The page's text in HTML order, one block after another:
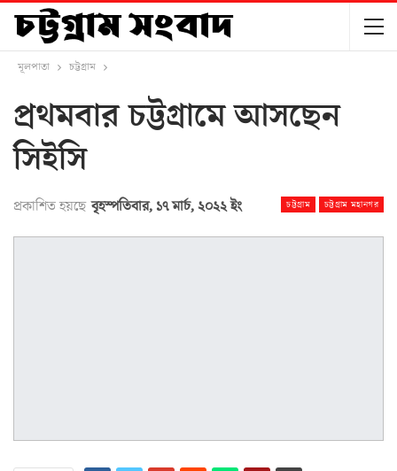
মূলপাতা চট্টগ্রাম
প্রথমবার চট্টগ্রামে আসছেন
সিইসি
চট্টগ্রাম চট্টগ্রাম মহানগর
প্রকাশিত হয়ছে বৃহস্পতিবার, ১৭ মার্চ, ২০২২ ইং